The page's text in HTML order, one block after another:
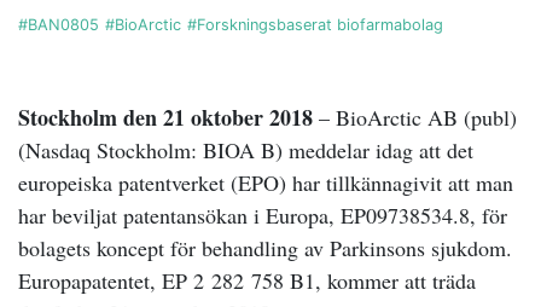
#BAN0805 #BioArctic #Forskningsbaserat biofarmabolag
Stockholm den 21 oktober 2018 – BioArctic AB (publ)
(Nasdaq Stockholm: BIOA B) meddelar idag att det
europeiska patentverket (EPO) har tillkännagivit att man
har beviljat patentansökan i Europa, EP09738534.8, för
bolagets koncept för behandling av Parkinsons sjukdom.
Europapatentet, EP 2 282 758 B1, kommer att träda